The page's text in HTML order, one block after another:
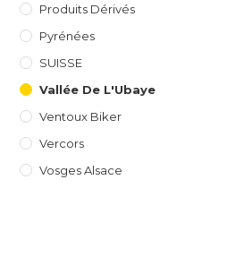
Produits Dérivés
Pyrénées
SUISSE
Vallée De L'Ubaye
Ventoux Biker
Vercors
Vosges Alsace